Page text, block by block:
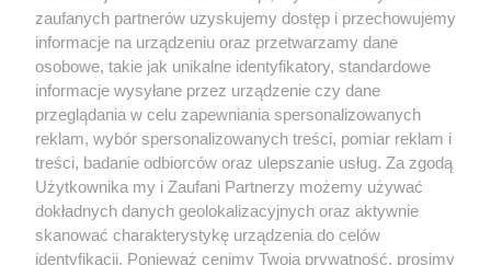
Więcej
20. urodzin portalu
wSzczecinie.pl
Regulamin konkursów
śniadaniówka "Hej
Szczecin! Jest piątek!"
Partnerzy
Praca Szczecin
zaufanych partnerów uzyskujemy dostęp i przechowujemy
informacje na urządzeniu oraz przetwarzamy dane
osobowe, takie jak unikalne identyfikatory, standardowe
informacje wysyłane przez urządzenie czy dane
przeglądania w celu zapewniania spersonalizowanych
reklam, wybór spersonalizowanych treści, pomiar reklam i
treści, badanie odbiorców oraz ulepszanie usług. Za zgodą
Użytkownika my i Zaufani Partnerzy możemy używać
dokładnych danych geolokalizacyjnych oraz aktywnie
skanować charakterystykę urządzenia do celów
identyfikacji. Ponieważ cenimy Twoją prywatność, prosimy